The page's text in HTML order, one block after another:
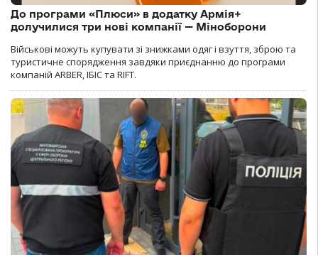
До програми «Плюси» в додатку Армія+
долучилися три нові компанії — Міноборони
Військові можуть купувати зі знижками одяг і взуття, зброю та
туристичне спорядження завдяки приєднанню до програми
компаній ARBER, ІБІС та RIFT.